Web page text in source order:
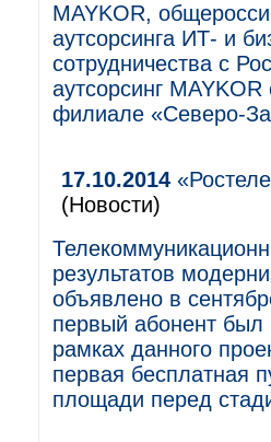
MAYKOR,
аутсорсинга ИТ- и
сотрудничества с
аутсорсинг
филиале «Северо-
17.10.2014
(Новости)
результатов
объявлено в
первый абонент был
рамках данного
первая бесплатная
площади перед